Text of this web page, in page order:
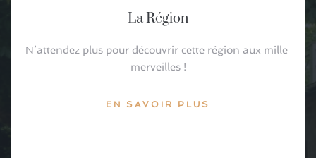
La Région
N’attendez plus pour découvrir cette région aux mille
merveilles !
EN SAVOIR PLUS